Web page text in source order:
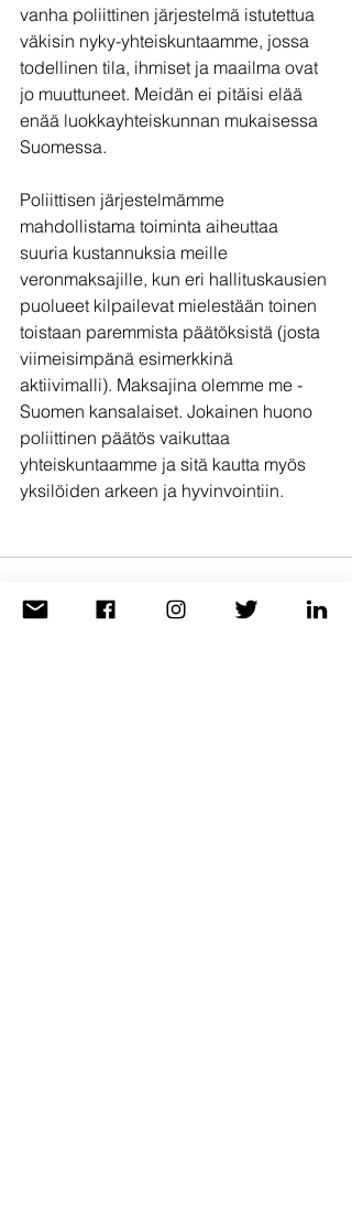
vanha poliittinen järjestelmä istutettua
väkisin nyky-yhteiskuntaamme, jossa
todellinen tila, ihmiset ja maailma ovat
jo muuttuneet. Meidän ei pitäisi elää
enää luokkayhteiskunnan mukaisessa
Suomessa.
Poliittisen järjestelmämme
mahdollistama toiminta aiheuttaa
suuria kustannuksia meille
veronmaksajille, kun eri hallituskausien
puolueet kilpailevat mielestään toinen
toistaan paremmista päätöksistä (josta
viimeisimpänä esimerkkinä
aktiivimalli). Maksajina olemme me -
Suomen kansalaiset. Jokainen huono
poliittinen päätös vaikuttaa
yhteiskuntaamme ja sitä kautta myös
yksilöiden arkeen ja hyvinvointiin.